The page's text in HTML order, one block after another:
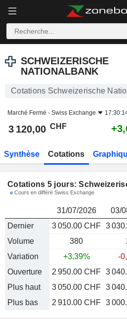
SCHWEIZERISCHE
SCHWEIZERISCHE
NATIONALBANK
Cotations Schweizerische
Marché Fermé - Swiss Exchange
3 120,00 CHF
Synthèse Cotations
Cotations 5 jours:
Cours en différé Swiss Exchange
31/07/2026 03/
Dernier
3 050.00 CHF 3
Volume
380
Variation
+3,39% -
Ouverture
2 950.00 CHF 3
Plus haut
3 050.00 CHF 3
Plus bas
2 910.00 CHF 3